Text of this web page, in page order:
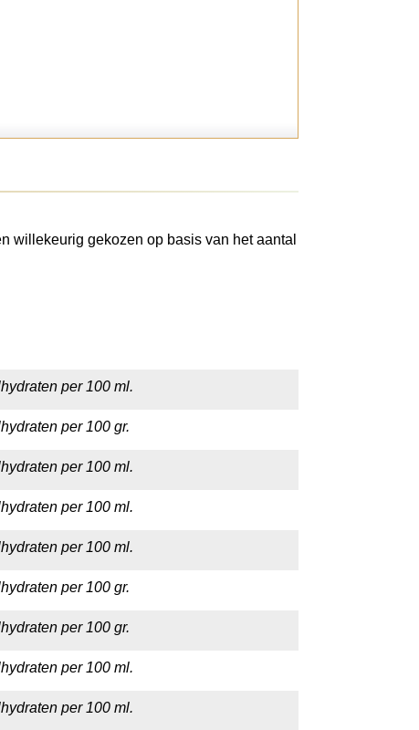
willekeurig gekozen op basis van het aantal
per 100 ml.
per 100 gr.
per 100 ml.
per 100 ml.
per 100 ml.
per 100 gr.
per 100 gr.
per 100 ml.
per 100 ml.